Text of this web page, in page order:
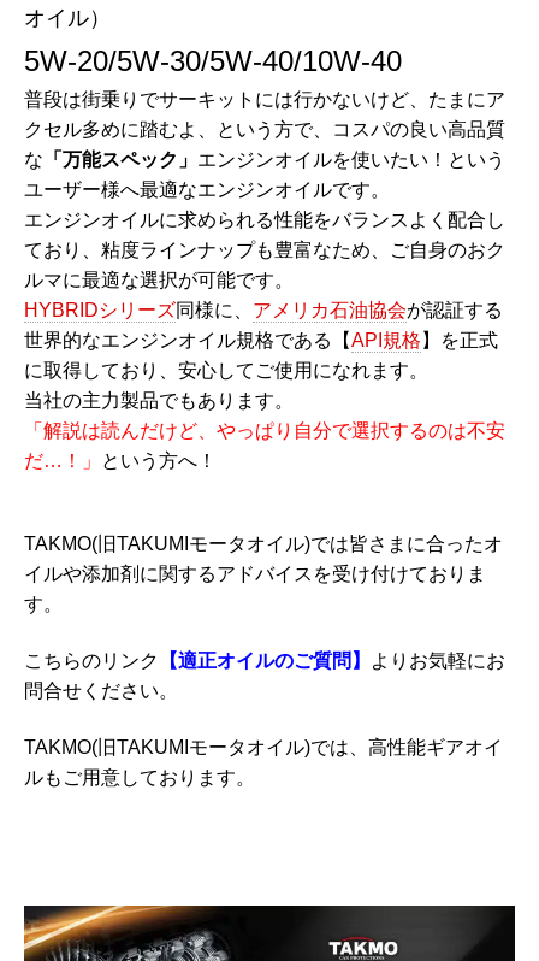
オイル）
5W-20/5W-30/5W-40/10W-40
普段は街乗りでサーキットには行かないけど、たまにア
クセル多めに踏むよ、という方で、コスパの良い高品質
な 「万能スペック」 エンジンオイルを使いたい！という
ユーザー様へ最適なエンジンオイルです。
エンジンオイルに求められる性能をバランスよく配合し
ており、粘度ラインナップも豊富なため、ご自身のおク
ルマに最適な選択が可能です。
HYBRIDシリーズ同様に、 アメリカ石油協会が認証する
世界的なエンジンオイル規格である【API規格 】を正式
に取得しており、安心してご使用になれます。
当社の主力製品でもあります。
「解説は読んだけど、やっぱり自分で選択するのは不安
だ…！」
という方へ！
TAKMO(旧TAKUMIモータオイル)では皆さまに合ったオ
イルや添加剤に関するアドバイスを受け付けておりま
す。
こちらのリンク 【適正オイルのご質問】
よりお気軽にお
問合せください。
TAKMO(旧TAKUMIモータオイル)では、高性能ギアオイ
ルもご用意しております。